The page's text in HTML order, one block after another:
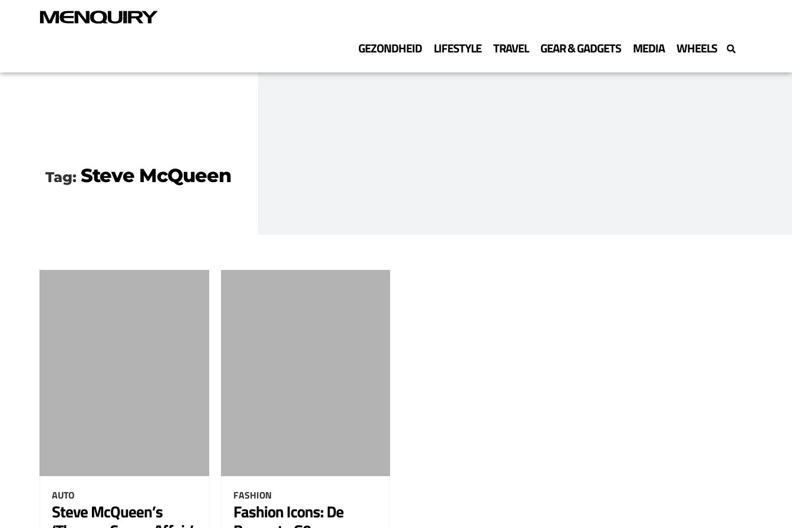
GEZONDHEID LIFESTYLE TRAVEL GEAR & GADGETS MEDIA WHEELS
Tag:Steve McQueen
AUTO
Steve McQueen’s
FASHION
Fashion Icons: De